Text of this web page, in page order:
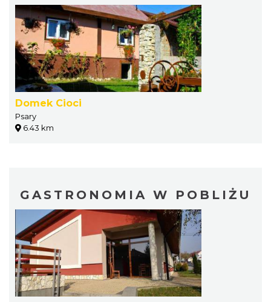
Domek Cioci
Psary
6.43 km
GASTRONOMIA W POBLIŻU